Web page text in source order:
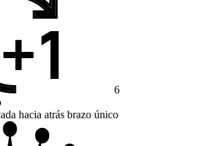
6
hacia atrás brazo único